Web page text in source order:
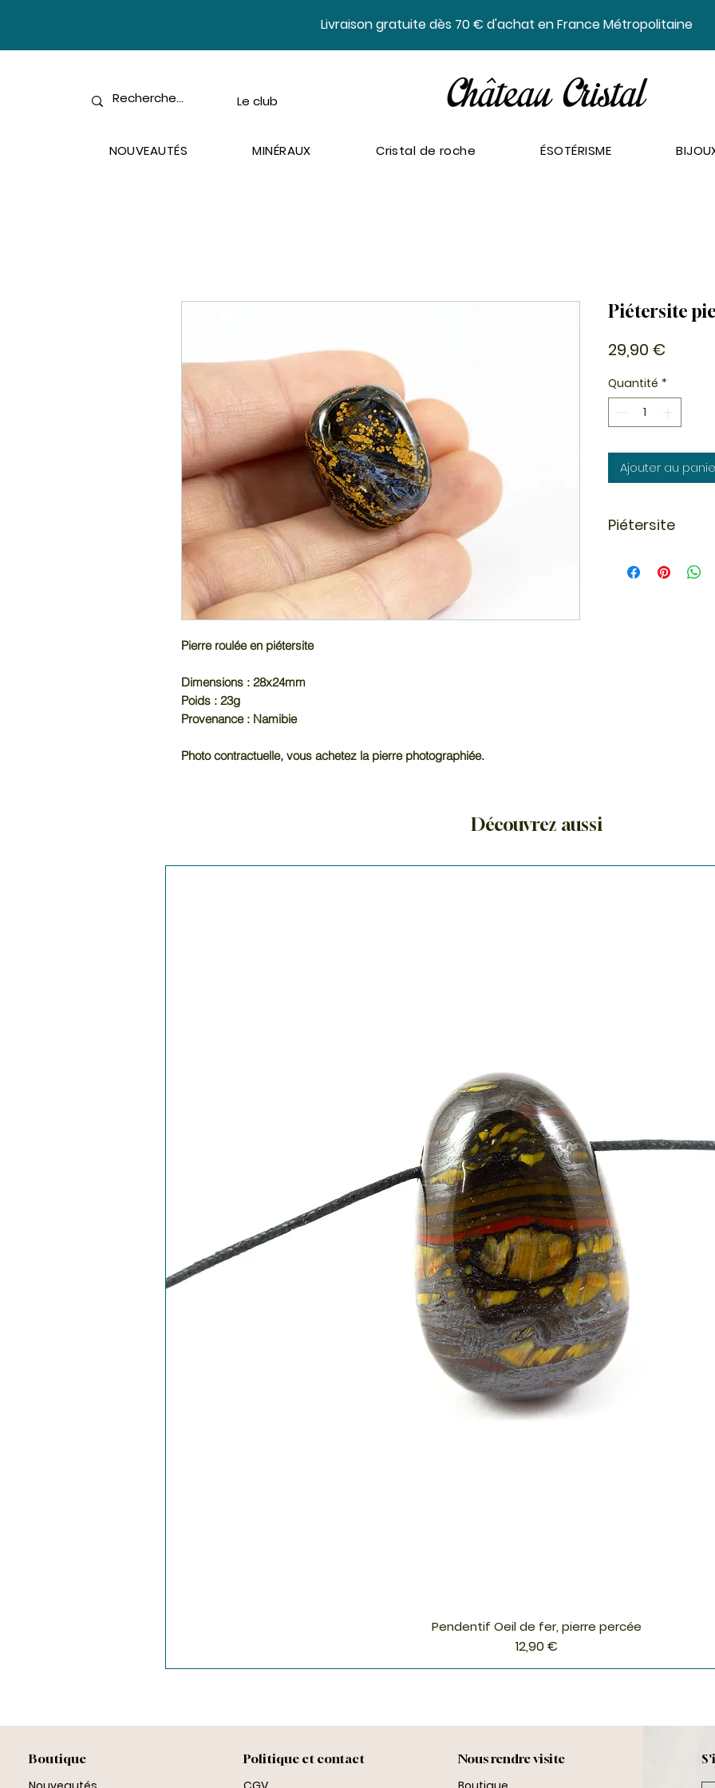
​Livraison gratuite dès 70 € d'achat en France Métropolitaine
Le club
NOUVEAUTÉS MINÉRAUX Cristal de roche ÉSOTÉRISME
Pierre roulée en piétersite
Dimensions : 28x24mm
Poids : 23g
Provenance : Namibie
Photo contractuelle, vous achetez la pierre photographiée.
Piétersite
29,90 €
Quantité *
Ajouter au
Piétersite
rééquilibrage des
Découvrez aussi
Aperçu rapide
Pendentif Oeil de fer, pierre percée
Prix
12,90 €
Boutique
Politique et contact
Nous rendre visite